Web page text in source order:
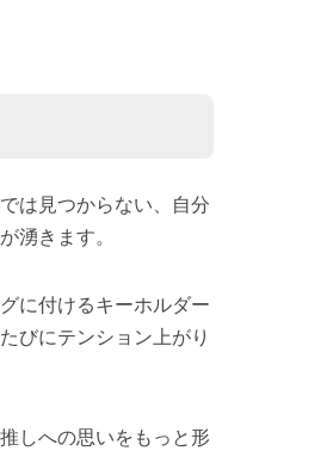
は見つからない、自分
湧きます。
に付けるキーホルダー
びにテンション上がり
しへの思いをもっと形